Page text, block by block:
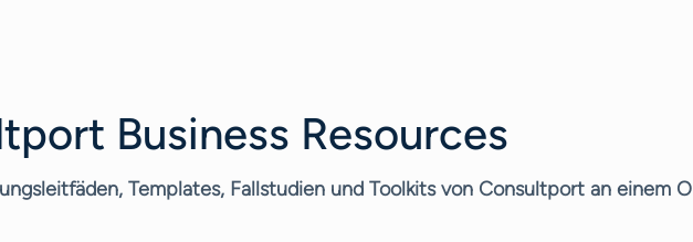
Business Resources
Templates, Fallstudien und Toolkits von Consultport an einem